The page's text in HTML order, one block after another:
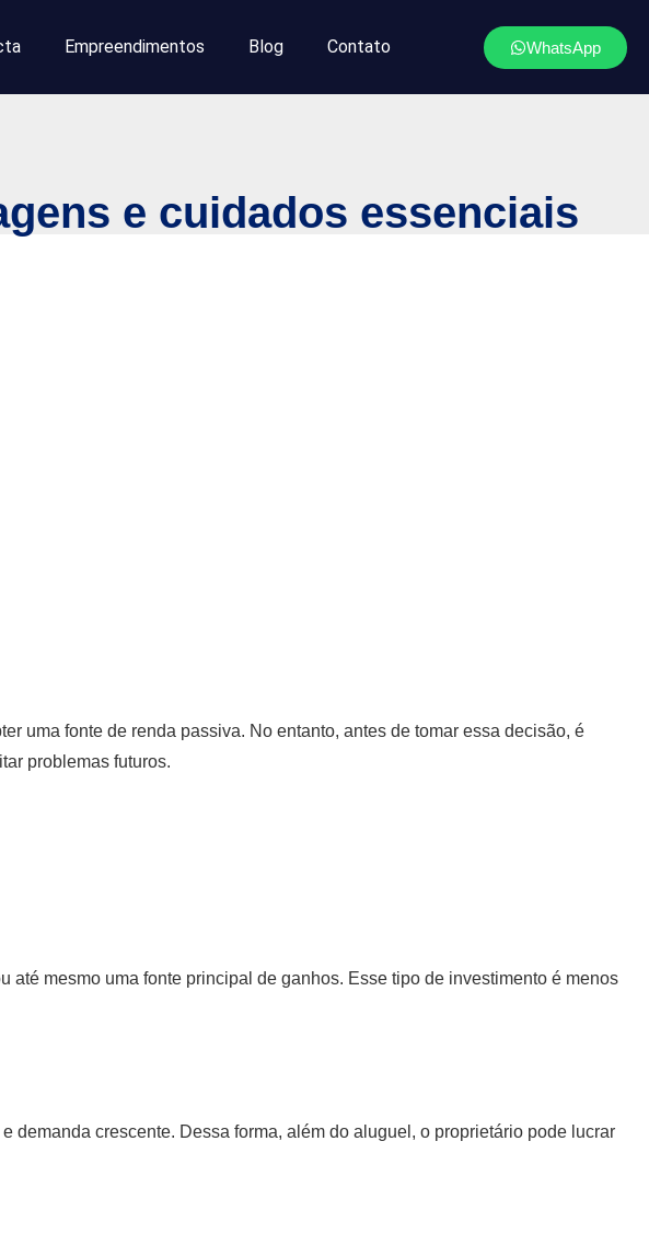
Empreendimentos Blog Contato WhatsApp
e cuidados essenciais
uma fonte de renda passiva. No entanto, antes de tomar essa decisão, é
problemas futuros.
mesmo uma fonte principal de ganhos. Esse tipo de investimento é menos
demanda crescente. Dessa forma, além do aluguel, o proprietário pode lucrar